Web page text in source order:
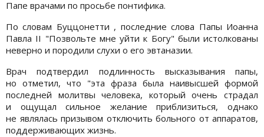
Папе врачами по просьбе понтифика.
По словам Буццонетти , последние слова Папы Иоанна
Павла II "Позвольте мне уйти к Богу" были истолкованы
неверно и породили слухи о его эвтаназии.
Врач подтвердил подлинность высказывания папы,
но отметил, что "эта фраза была наивысшей формой
последней молитвы человека, который очень страдал
и ощущал сильное желание приблизиться, однако
не являлась призывом отключить больного от аппаратов,
поддерживающих жизнь.